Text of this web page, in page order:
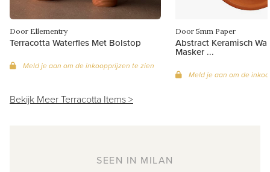
Door Ellementry
Terracotta Waterfles Met Bolstop
Meld je aan om de inkoopprijzen te zien
Door 5mm Paper
Abstract Keramisch
Masker ...
Meld je aan om de
Bekijk Meer Terracotta Items >
SEEN IN MILAN